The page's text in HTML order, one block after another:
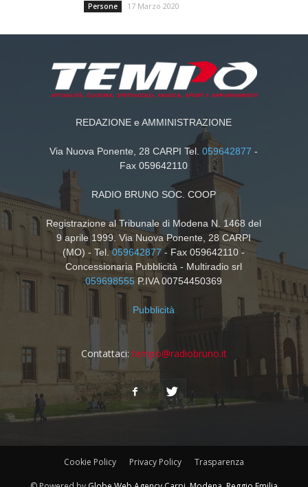
Persone 17 Marzo 2020
REDAZIONE e AMMINISTRAZIONE
Via Nuova Ponente, 28 CARPI Tel.059642877 -
Fax 059642110
RADIO BRUNO SOC. COOP
Registrazione al Tribunale di Modena N. 1468 del
9 aprile 1999. Via Nuova Ponente, 28 CARPI
(MO) - Tel.059642877- Fax 059642110 -
Concessionaria Pubblicità - Multiradio srl
059698555 P.IVA 00754450369
Pubblicità
Contattaci: tempo@radiobruno.it
Cookie Policy Privacy Policy Trasparenza